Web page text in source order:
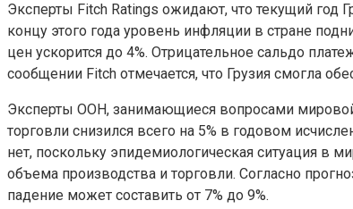
Эксперты Fitch Ratings ожидают, что текущий год
концу этого года уровень инфляции в стране
цен ускорится до 4%. Отрицательное сальдо
сообщении Fitch отмечается, что Грузия смогла
Эксперты ООН, занимающиеся вопросами мировой
торговли снизился всего на 5% в годовом
нет, поскольку эпидемиологическая ситуация в
объема производства и торговли. Согласно
падение может составить от 7% до 9%.